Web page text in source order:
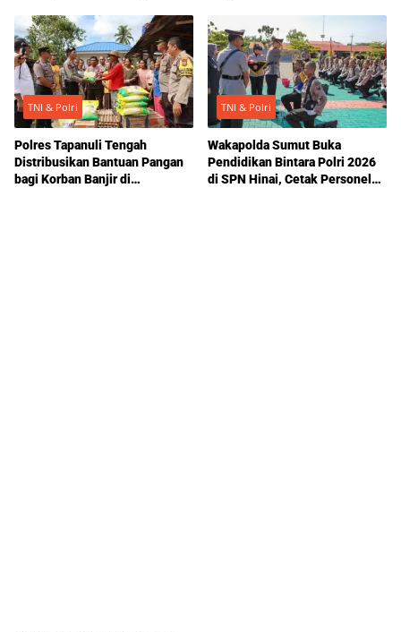
TNI & Polri
Polres Tapanuli Tengah
Distribusikan Bantuan Pangan
bagi Korban Banjir di
TNI & Polri
Wakapolda Sumut Buka
Pendidikan Bintara Polri 2026
di SPN Hinai, Cetak Personel